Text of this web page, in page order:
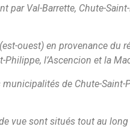
par Val-Barrette, Chute-
ouest) en provenance du
Philippe, l’Ascencion et la
de Chute-
vue sont situés tout au